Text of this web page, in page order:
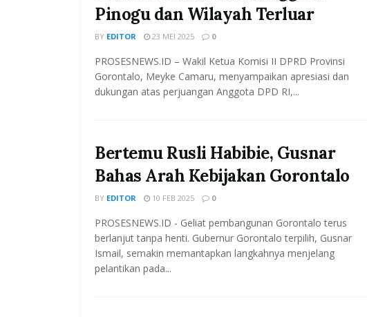
Pinogu dan Wilayah Terluar
BY EDITOR 23 MEI 2025 0
PROSESNEWS.ID – Wakil Ketua Komisi II DPRD Provinsi
Gorontalo, Meyke Camaru, menyampaikan apresiasi dan
dukungan atas perjuangan Anggota DPD RI,...
Bertemu Rusli Habibie, Gusnar
Bahas Arah Kebijakan Gorontalo
BY EDITOR 10 FEB 2025 0
PROSESNEWS.ID - Geliat pembangunan Gorontalo terus
berlanjut tanpa henti. Gubernur Gorontalo terpilih, Gusnar
Ismail, semakin memantapkan langkahnya menjelang
pelantikan pada...